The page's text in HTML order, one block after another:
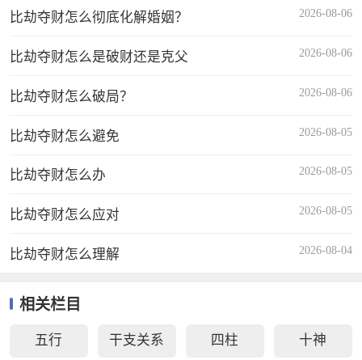
比劫夺财怎么彻底化解婚姻？ 2026-08-06
比劫夺财怎么是破财还是克父 2026-08-06
比劫夺财怎么破局？ 2026-08-06
比劫夺财怎么避免 2026-08-05
比劫夺财怎么办 2026-08-05
比劫夺财怎么应对 2026-08-05
比劫夺财怎么理解 2026-08-04
相关栏目
五行 干支关系 四柱 十神